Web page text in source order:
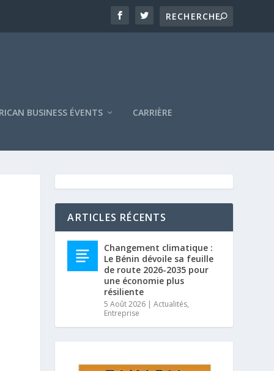
BUSINESS ÉVENTS CARRIÈRE
ARTICLES RÉCENTS
Changement climatique :
Le Bénin dévoile sa feuille
de route 2026-2035 pour
une économie plus
résiliente
5 Août 2026 |Actualités,
Entreprise